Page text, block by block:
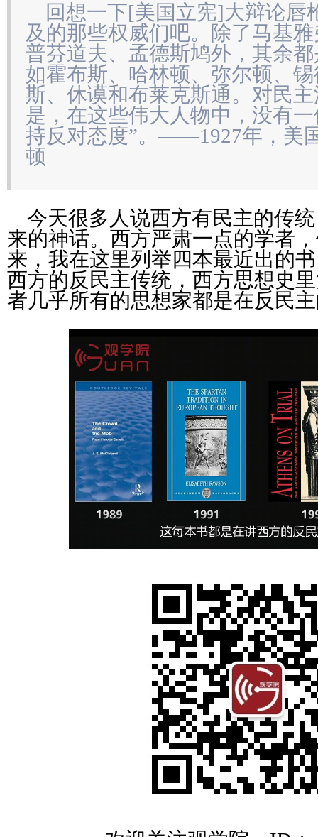
回想一下[美国立宪]大辩论唇
及的那些权威们吧。除了马基
普芬道夫、孟德斯鸠外，其余
如霍布斯、哈林顿、弥尔顿、
斯、休谟和布莱克斯通。对民
是，在这些伟大人物中，没有
持反对态度”。——1927年，美
顿
今天很多人说西方有民主的传
来的神话。西方严肃一点的学者
来，我在这里列举四本最近出的
西方的反民主传统，西方思想史
者几乎所有的思想家都是在反民